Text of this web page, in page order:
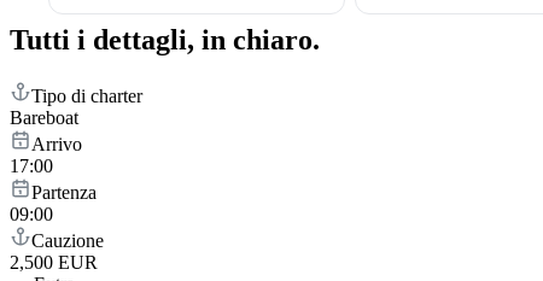
Tutti i dettagli, in chiaro.
Tipo di charter
Bareboat
Arrivo
17:00
Partenza
09:00
Cauzione
2,500 EUR